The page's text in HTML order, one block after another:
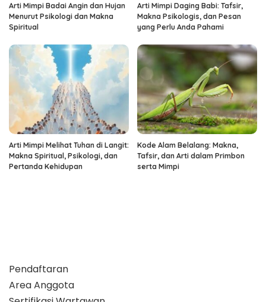
Arti Mimpi Badai Angin dan Hujan
Menurut Psikologi dan Makna
Spiritual
Arti Mimpi Daging Babi: Tafsir,
Makna Psikologis, dan Pesan
yang Perlu Anda Pahami
Arti Mimpi Melihat Tuhan di Langit:
Makna Spiritual, Psikologi, dan
Pertanda Kehidupan
Kode Alam Belalang: Makna,
Tafsir, dan Arti dalam Primbon
serta Mimpi
Pendaftaran
Area Anggota